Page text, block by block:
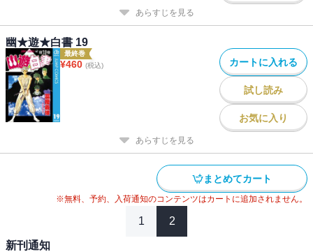
あらすじを見る
幽★遊★白書 19
最終巻
¥460 (税込) カートに入れる
試し読み
お気に入り
あらすじを見る
まとめてカート
※無料、予約、入荷通知のコンテンツはカートに追加されません。
1 2
新刊通知